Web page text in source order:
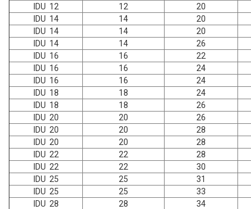
IDU 12
12 20
IDU 14
14 20
IDU 14
14 20
IDU 14
14 26
IDU 16
16 22
IDU 16
16 24
IDU 16
16 24
IDU 18
18 24
IDU 18
18 26
IDU 20
20 26
IDU 20
20 28
IDU 20
20 28
IDU 22
22 28
IDU 22
22 30
IDU 25
25 31
IDU 25
25 33
IDU 28
28 34